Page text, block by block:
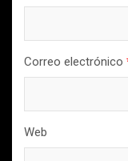
Correo electrónico
Web